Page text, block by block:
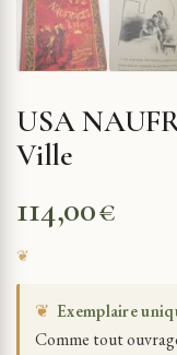
USA
Ville
114,00€
❦ Exemplaire
Comme tout